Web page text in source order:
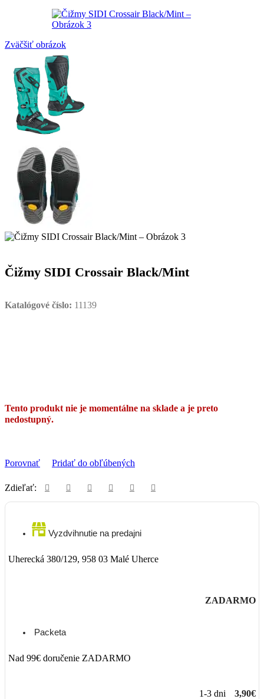
Zväčšiť obrázok
Čižmy SIDI Crossair Black/Mint
Katalógové číslo: 11139
Tento produkt nie je momentálne na sklade a je preto
nedostupný.
Porovnať Pridať do obľúbených
Zdieľať:
Vyzdvihnutie na predajni
Uherecká 380/129, 958 03 Malé Uherce
ZADARMO
Packeta
Nad 99€ doručenie ZADARMO
1-3 dni 3,90€